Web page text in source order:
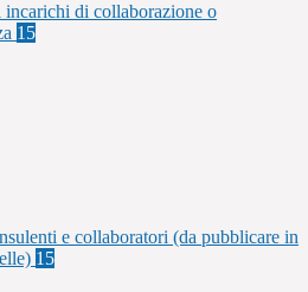
di collaborazione o
15
e collaboratori (da pubblicare in
15